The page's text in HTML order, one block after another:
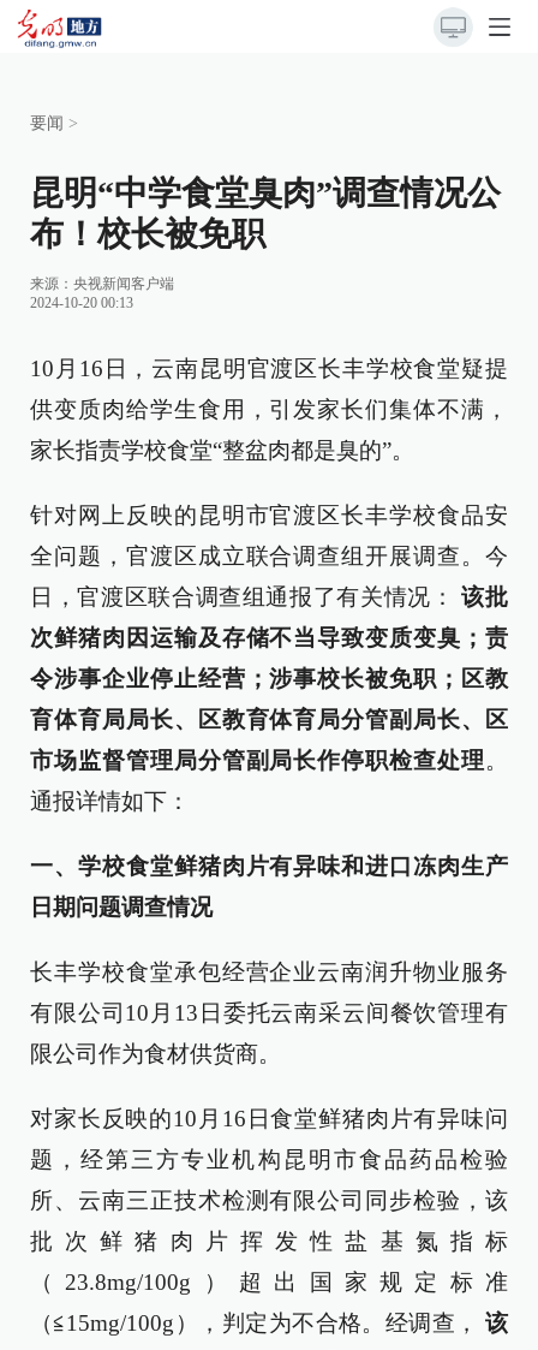
要闻 >
昆明“中学食堂臭肉”调查情况公
布！校长被免职
来源： 央视新闻客户端
2024-10-20 00:13
10月16日，云南昆明官渡区长丰学校食堂疑提
供变质肉给学生食用，引发家长们集体不满，
家长指责学校食堂“整盆肉都是臭的”。
针对网上反映的昆明市官渡区长丰学校食品安
全问题，官渡区成立联合调查组开展调查。今
日，官渡区联合调查组通报了有关情况：
该批
次鲜猪肉因运输及存储不当导致变质变臭；责
令涉事企业停止经营；涉事校长被免职；区教
育体育局局长、区教育体育局分管副局长、区
市场监督管理局分管副局长作停职检查处理。
通报详情如下：
一、学校食堂鲜猪肉片有异味和进口冻肉生产
日期问题调查情况
长丰学校食堂承包经营企业云南润升物业服务
有限公司10月13日委托云南采云间餐饮管理有
限公司作为食材供货商。
对家长反映的10月16日食堂鲜猪肉片有异味问
题，经第三方专业机构昆明市食品药品检验
所、云南三正技术检测有限公司同步检验，该
批次鲜猪肉片挥发性盐基氮指标
（23.8mg/100g）超出国家规定标准
（≦15mg/100g），判定为不合格。经调查，
该